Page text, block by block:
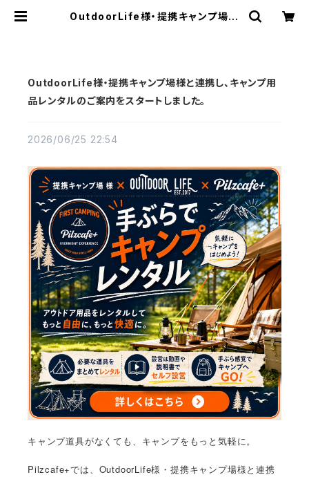
OutdoorLife様・提携キャンプ場様
OutdoorLife様・提携キャンプ場様と連携し、キャンプ用
品レンタルのご案内をスタートしました。
2026/06/25 22:54
キャンプ道具がなくても、キャンプをもっと気軽に。
Pilzcafe+では、OutdoorLife様・提携キャンプ場様と連携